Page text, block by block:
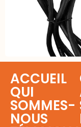
ACCUEIL
QUI
SOMMES-
NOUS